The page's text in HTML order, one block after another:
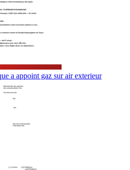
a appoint gaz sur air exterieur